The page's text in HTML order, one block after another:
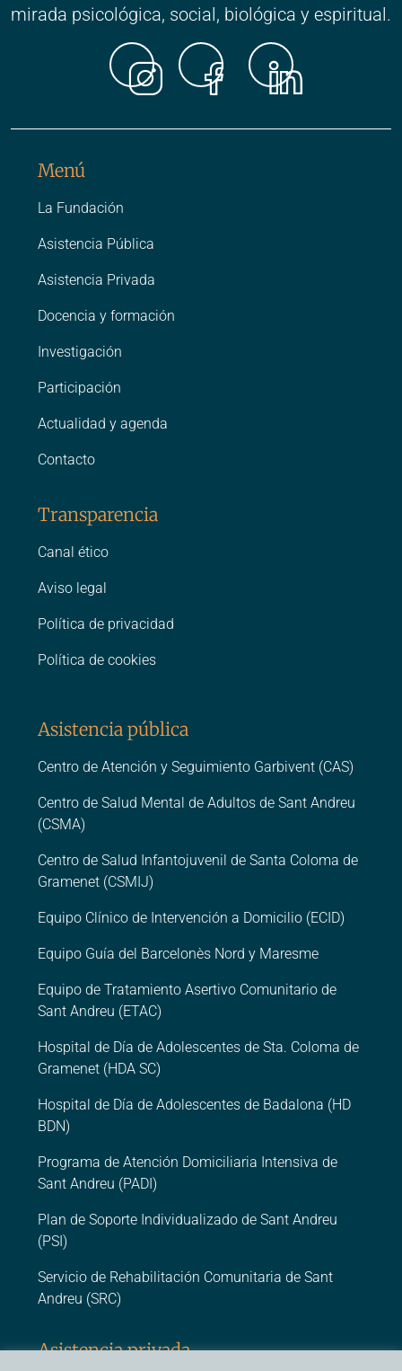
mirada psicológica, social, biológica y espiritual.
Menú
La Fundación
Asistencia Pública
Asistencia Privada
Docencia y formación
Investigación
Participación
Actualidad y agenda
Contacto
Transparencia
Canal ético
Aviso legal
Política de privacidad
Política de cookies
Asistencia pública
Centro de Atención y Seguimiento Garbivent (CAS)
Centro de Salud Mental de Adultos de Sant Andreu
(CSMA)
Centro de Salud Infantojuvenil de Santa Coloma de
Gramenet (CSMIJ)
Equipo Clínico de Intervención a Domicilio (ECID)
Equipo Guía del Barcelonès Nord y Maresme
Equipo de Tratamiento Asertivo Comunitario de
Sant Andreu (ETAC)
Hospital de Día de Adolescentes de Sta. Coloma de
Gramenet (HDA SC)
Hospital de Día de Adolescentes de Badalona (HD
BDN)
Programa de Atención Domiciliaria Intensiva de
Sant Andreu (PADI)
Plan de Soporte Individualizado de Sant Andreu
(PSI)
Servicio de Rehabilitación Comunitaria de Sant
Andreu (SRC)
Asistencia privada